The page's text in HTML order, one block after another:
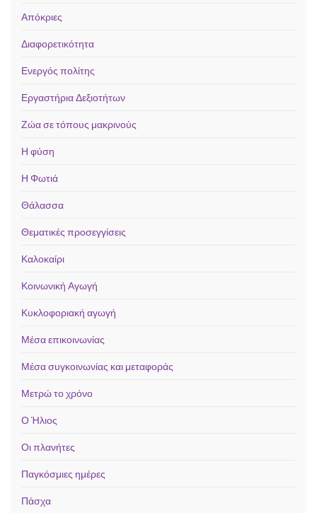
Απόκριες
Διαφορετικότητα
Ενεργός πολίτης
Εργαστήρια Δεξιοτήτων
Ζώα σε τόπους μακρινούς
Η φύση
Η Φωτιά
Θάλασσα
Θεματικές προσεγγίσεις
Καλοκαίρι
Κοινωνική Αγωγή
Κυκλοφοριακή αγωγή
Μέσα επικοινωνίας
Μέσα συγκοινωνίας και μεταφοράς
Μετρώ το χρόνο
Ο Ήλιος
Οι πλανήτες
Παγκόσμιες ημέρες
Πάσχα